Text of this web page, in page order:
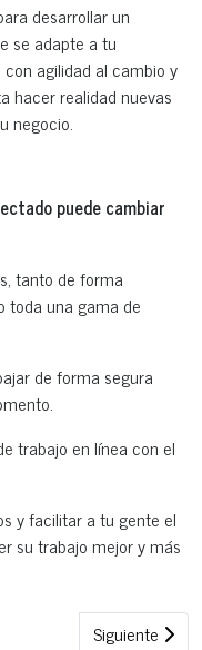
desarrollar un
se adapte a tu
agilidad al cambio y
hacer realidad nuevas
negocio.
puede cambiar
tanto de forma
toda una gama de
de forma segura
trabajo en línea con el
y facilitar a tu gente el
su trabajo mejor y más
Artículo
Siguiente